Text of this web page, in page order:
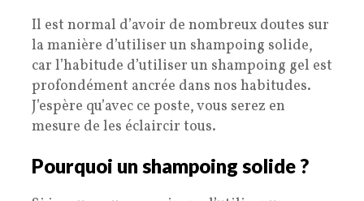
Il est normal d’avoir de nombreux doutes sur
la manière d’utiliser un shampoing solide,
car l’habitude d’utiliser un shampoing gel est
profondément ancrée dans nos habitudes.
J’espère qu’avec ce poste, vous serez en
mesure de les éclaircir tous.
Pourquoi un shampoing solide ?